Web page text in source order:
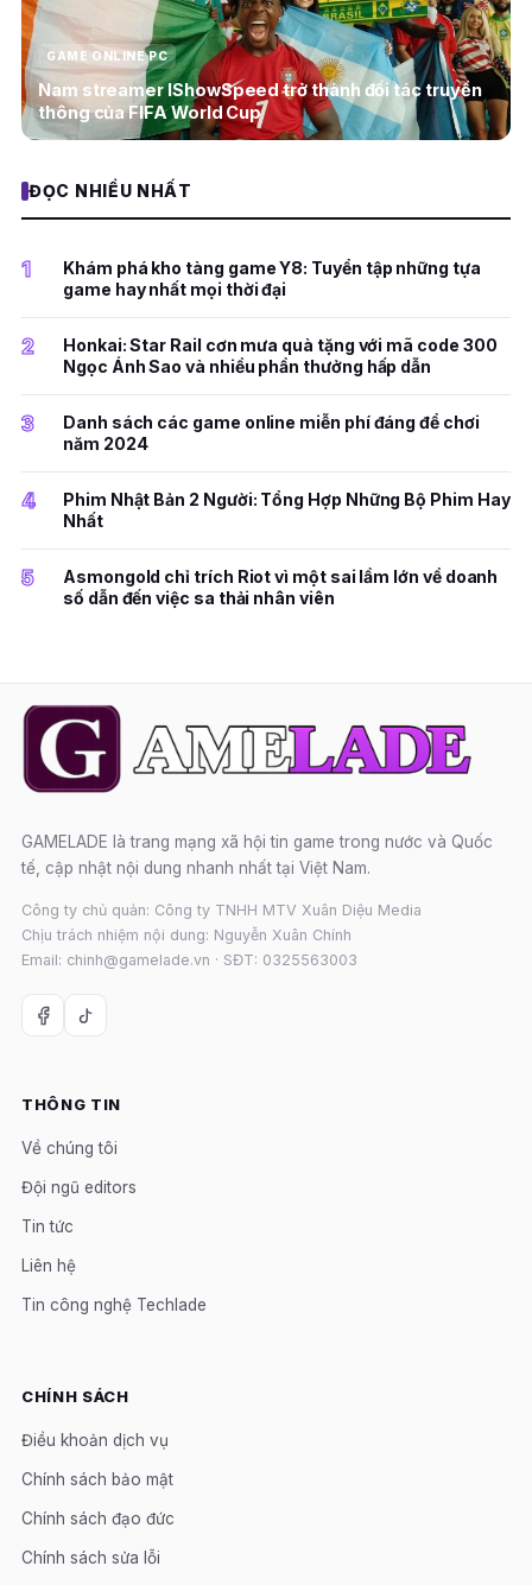
GAME ONLINE PC
Nam streamer IShowSpeed trở thành đối tác truyền
thông của FIFA World Cup
ĐỌC NHIỀU NHẤT
1
Khám phá kho tàng game Y8: Tuyển tập những tựa
game hay nhất mọi thời đại
2
Honkai: Star Rail cơn mưa quà tặng với mã code 300
Ngọc Ánh Sao và nhiều phần thưởng hấp dẫn
3
Danh sách các game online miễn phí đáng để chơi
năm 2024
4
Phim Nhật Bản 2 Người: Tổng Hợp Những Bộ Phim Hay
Nhất
5
Asmongold chỉ trích Riot vì một sai lầm lớn về doanh
số dẫn đến việc sa thải nhân viên
GAMELADE là trang mạng xã hội tin game trong nước và Quốc
tế, cập nhật nội dung nhanh nhất tại Việt Nam.
Công ty chủ quản: Công ty TNHH MTV Xuân Diệu Media
Chịu trách nhiệm nội dung: Nguyễn Xuân Chính
Email: chinh@gamelade.vn · SĐT: 0325563003
THÔNG TIN
Về chúng tôi
Đội ngũ editors
Tin tức
Liên hệ
Tin công nghệ Techlade
CHÍNH SÁCH
Điều khoản dịch vụ
Chính sách bảo mật
Chính sách đạo đức
Chính sách sửa lỗi